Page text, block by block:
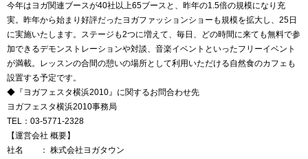
今年はヨガ関連ブースが40社以上65ブースと、昨年の1.5倍の規模になり充
実。昨年から始まり好評だったヨガファッションショーも規模を拡大し、25日
に実施いたします。ステージも2つに増えて、毎日、どの時間に来ても無料で参
加できるデモンストレーションや対談、音楽イベントといったフリーイベント
が満載。レッスンの合間の憩いの場所として利用いただける自然食のカフェも
設置する予定です。
◆『ヨガフェスタ横浜2010』に関するお問合わせ先
ヨガフェスタ横浜2010事務局
TEL：03-5771-2328
【運営会社 概要】
社名 ： 株式会社ヨガタウン